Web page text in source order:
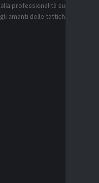
professionalità sui
amanti delle tattiche